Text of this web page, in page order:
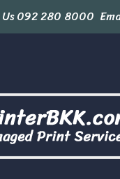
092 280 8000